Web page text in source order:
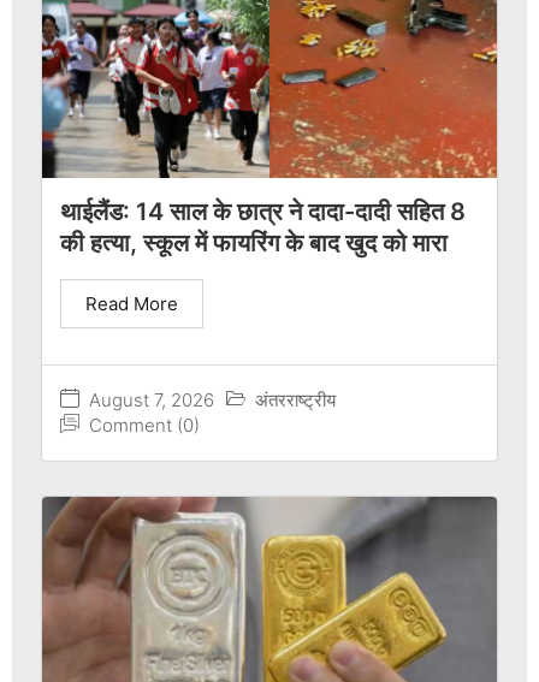
थाईलैंड: 14 साल के छात्र ने दादा-दादी सहित 8
की हत्या, स्कूल में फायरिंग के बाद खुद को मारा
August 7, 2026
अंतरराष्ट्रीय
Comment (0)
Read More